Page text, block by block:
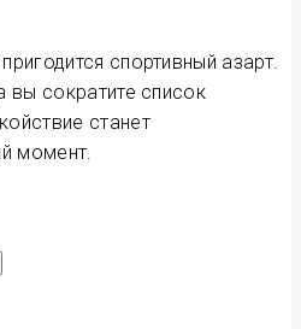
спортивный азарт.
вы сократите список
станет
момент.